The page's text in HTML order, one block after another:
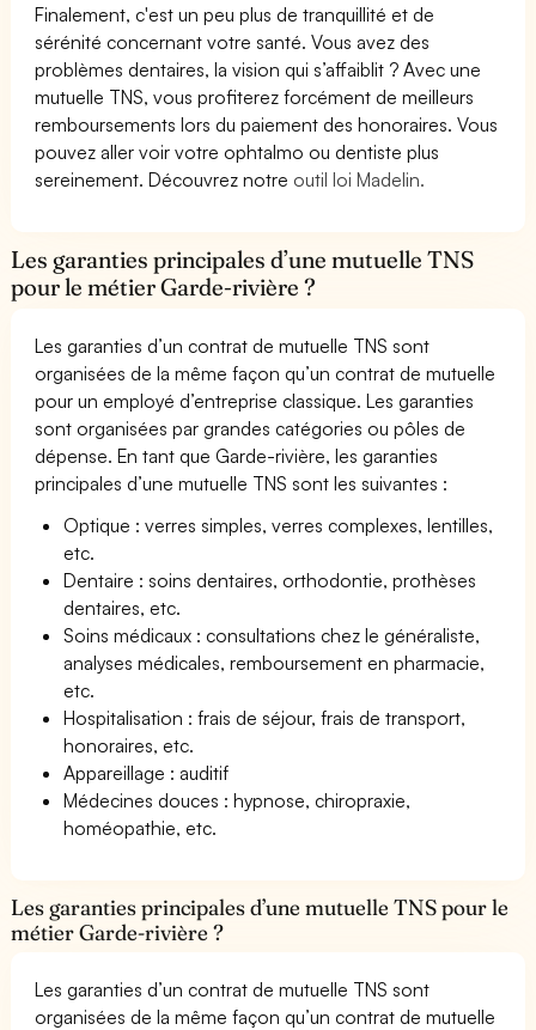
Finalement, c'est un peu plus de tranquillité et de
sérénité concernant votre santé. Vous avez des
problèmes dentaires, la vision qui s’affaiblit ? Avec une
mutuelle TNS, vous profiterez forcément de meilleurs
remboursements lors du paiement des honoraires. Vous
pouvez aller voir votre ophtalmo ou dentiste plus
sereinement. Découvrez notre outil loi Madelin.
Les garanties principales d’une mutuelle TNS
pour le métier Garde-rivière ?
Les garanties d’un contrat de mutuelle TNS sont
organisées de la même façon qu’un contrat de mutuelle
pour un employé d’entreprise classique. Les garanties
sont organisées par grandes catégories ou pôles de
dépense. En tant que Garde-rivière, les garanties
principales d’une mutuelle TNS sont les suivantes :
Optique : verres simples, verres complexes, lentilles,
etc.
Dentaire : soins dentaires, orthodontie, prothèses
dentaires, etc.
Soins médicaux : consultations chez le généraliste,
analyses médicales, remboursement en pharmacie,
etc.
Hospitalisation : frais de séjour, frais de transport,
honoraires, etc.
Appareillage : auditif
Médecines douces : hypnose, chiropraxie,
homéopathie, etc.
Les garanties principales d’une mutuelle TNS pour le
métier Garde-rivière ?
Les garanties d’un contrat de mutuelle TNS sont
organisées de la même façon qu’un contrat de mutuelle